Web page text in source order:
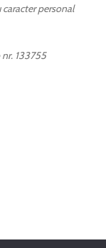
personal
133755